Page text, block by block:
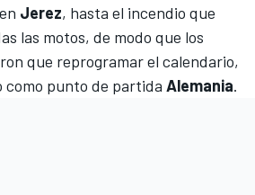
Jerez, hasta el incendio que
las motos, de modo que los
que reprogramar el calendario,
punto de partida Alemania.